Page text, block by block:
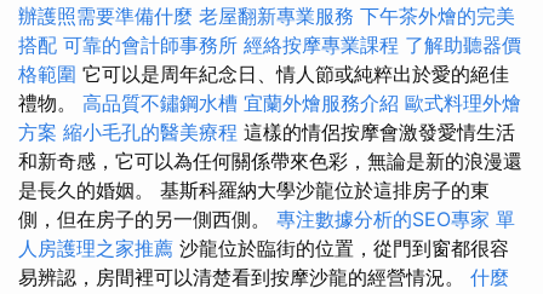
辦護照需要準備什麼 老屋翻新專業服務 下午茶外燴的完美
搭配 可靠的會計師事務所 經絡按摩專業課程 了解助聽器價
格範圍 它可以是周年紀念日、情人節或純粹出於愛的絕佳
禮物。 高品質不鏽鋼水槽 宜蘭外燴服務介紹 歐式料理外燴
方案 縮小毛孔的醫美療程 這樣的情侶按摩會激發愛情生活
和新奇感，它可以為任何關係帶來色彩，無論是新的浪漫還
是長久的婚姻。 基斯科羅納大學沙龍位於這排房子的東
側，但在房子的另一側西側。 專注數據分析的SEO專家 單
人房護理之家推薦 沙龍位於臨街的位置，從門到窗都很容
易辨認，房間裡可以清楚看到按摩沙龍的經營情況。 什麼